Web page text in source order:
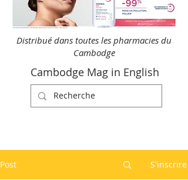
Distribué dans toutes les pharmacies du
Cambodge
Cambodge Mag in English
Post S'inscrire